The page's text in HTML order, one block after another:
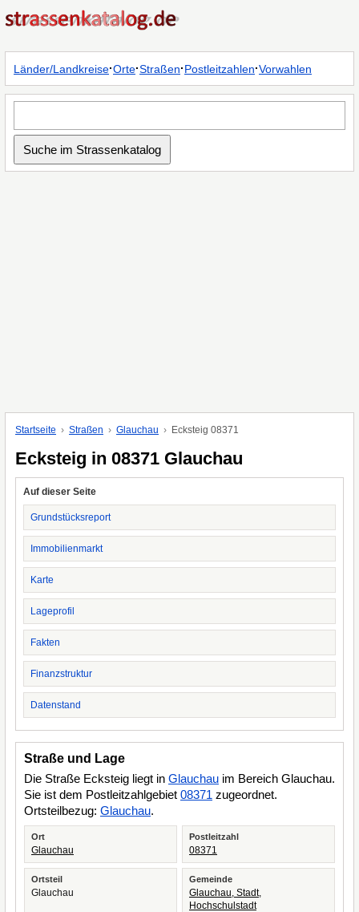
Länder/Landkreise·Orte·Straßen·Postleitzahlen·Vorwahlen
Startseite Straßen Glauchau Ecksteig 08371
Ecksteig in 08371 Glauchau
Auf dieser Seite
Grundstücksreport
Immobilienmarkt
Karte
Lageprofil
Fakten
Finanzstruktur
Datenstand
Straße und Lage
Die Straße Ecksteig liegt in Glauchau im Bereich Glauchau.
Sie ist dem Postleitzahlgebiet 08371 zugeordnet.
Ortsteilbezug: Glauchau.
Ort
Glauchau
Postleitzahl
08371
Ortsteil
Glauchau
Gemeinde
Glauchau, Stadt,
Hochschulstadt